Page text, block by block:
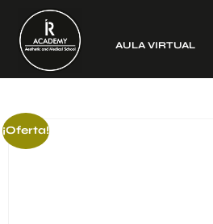
AULA VIRTUAL
¡Oferta!